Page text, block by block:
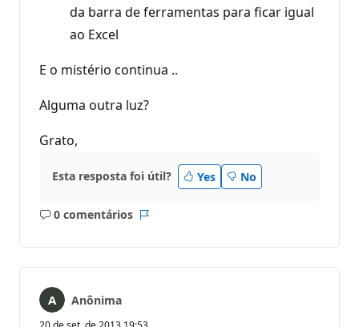
da barra de ferramentas para ficar igual
ao Excel
E o mistério continua ..
Alguma outra luz?
Grato,
Esta resposta foi útil? Yes No
0 comentários
Sem
Anônima